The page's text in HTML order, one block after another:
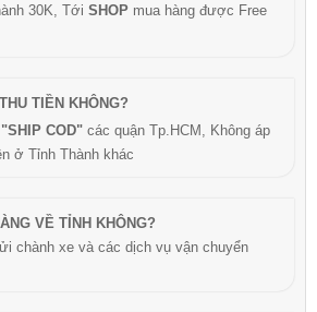
30K, Tới SHOP mua hàng được Free
TIỀN KHÔNG?
"SHIP COD" các quận Tp.HCM, Không áp
ở Tỉnh Thành khác
VỀ TỈNH KHÔNG?
chành xe và các dịch vụ vận chuyển